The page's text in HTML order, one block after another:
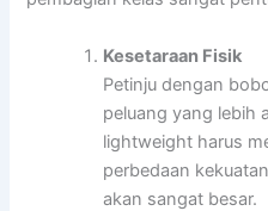
Kesetaraan Fisik
Petinju dengan
peluang yang lebih
lightweight harus
perbedaan
akan sangat besar.